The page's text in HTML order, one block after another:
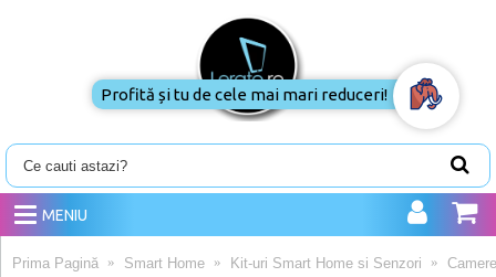
MENIU
Prima Pagină Smart Home Kit-uri Smart Home si Senzori
Profită și tu de cele mai mari reduceri!